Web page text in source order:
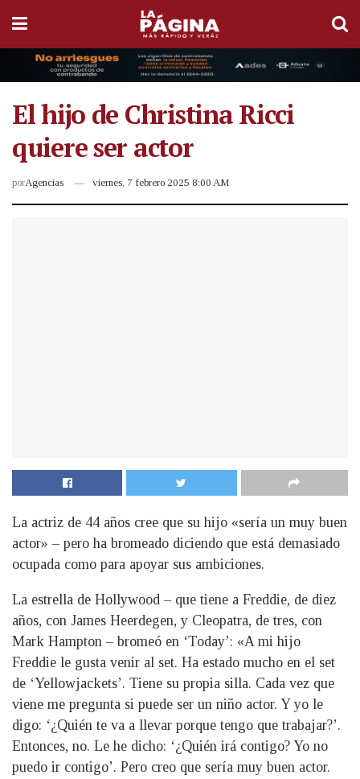
El hijo de Christina Ricci
quiere ser actor
porAgencias viernes, 7 febrero 2025 8:00 AM
La actriz de 44 años cree que su hijo «sería un muy buen
actor» – pero ha bromeado diciendo que está demasiado
ocupada como para apoyar sus ambiciones.
La estrella de Hollywood – que tiene a Freddie, de diez
años, con James Heerdegen, y Cleopatra, de tres, con
Mark Hampton – bromeó en ‘Today’: «A mi hijo
Freddie le gusta venir al set. Ha estado mucho en el set
de ‘Yellowjackets’. Tiene su propia silla. Cada vez que
viene me pregunta si puede ser un niño actor. Y yo le
digo: ‘¿Quién te va a llevar porque tengo que trabajar?’.
Entonces, no. Le he dicho: ‘¿Quién irá contigo? Yo no
puedo ir contigo’. Pero creo que sería muy buen actor.